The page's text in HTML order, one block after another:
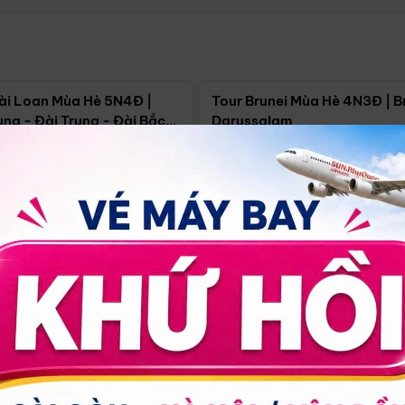
Loan Mùa Hè 5N4Đ |
- Đài Trung - Đài Bắc
18/09
Tour Brunei Mùa Hè 4N3Đ |
Darussalam
Hồ Chí Minh 4N3Đ
30/08 17/09 24/09
14.499.000đ Xem chi